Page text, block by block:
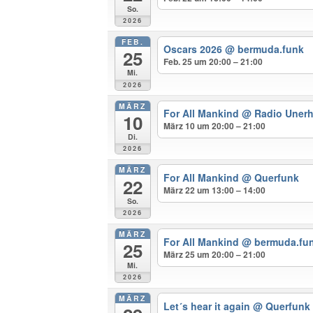
So.
2026
FEB.
25
Mi.
2026
Oscars 2026@ bermuda.funk
Feb. 25 um 20:00 – 21:00
MÄRZ
10
Di.
2026
For All Mankind@ Radio
März 10 um 20:00 – 21:00
MÄRZ
22
So.
2026
For All Mankind@ Querfunk
März 22 um 13:00 – 14:00
MÄRZ
25
Mi.
2026
For All Mankind@
März 25 um 20:00 – 21:00
MÄRZ
Let´s hear it again@ Querfunk